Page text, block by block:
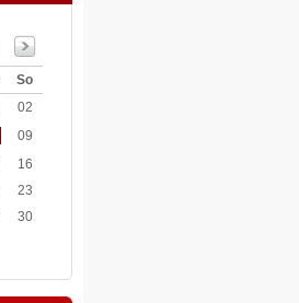
So
02
09
16
23
30